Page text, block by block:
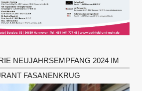
NEUJAHRSEMPFANG 2024 IM
FASANENKRUG